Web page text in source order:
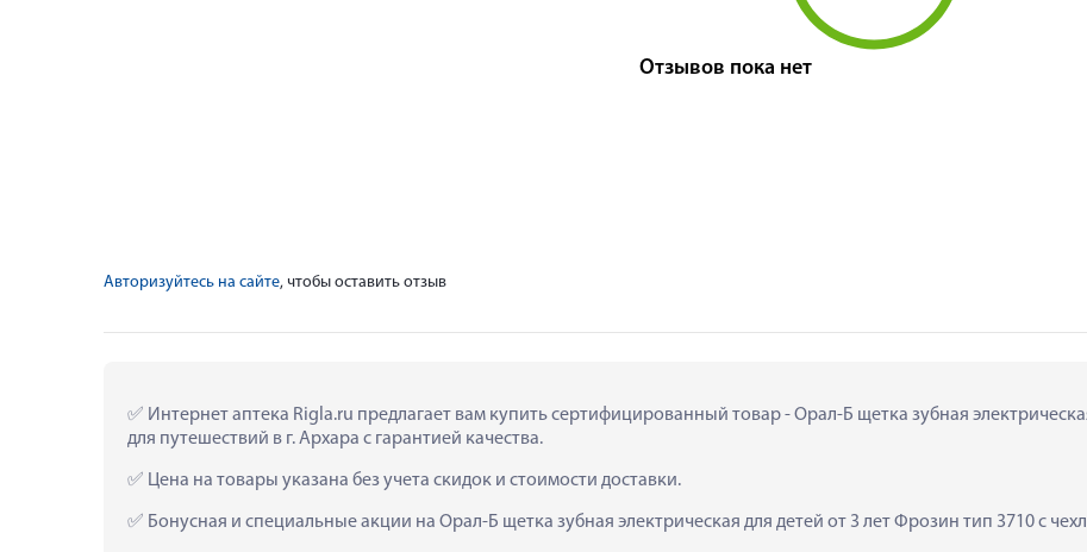
Отзывов пока нет
Авторизуйтесь на сайте, чтобы оставить отзыв
Интернет аптека Rigla.ru предлагает вам купить сертифицированный товар - Орал-Б щетка зубная
для путешествий в г. Архара с гарантией качества.
Цена на товары указана без учета скидок и стоимости доставки.
Бонусная и специальные акции на Орал-Б щетка зубная электрическая для детей от 3 лет Фрозин тип 3710 с